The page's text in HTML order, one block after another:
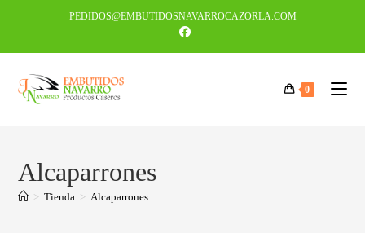
PEDIDOS@EMBUTIDOSNAVARROCAZORLA.COM
0
Alcaparrones
> Tienda > Alcaparrones